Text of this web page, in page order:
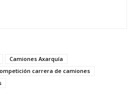
Camiones Axarquía
carrera de camiones